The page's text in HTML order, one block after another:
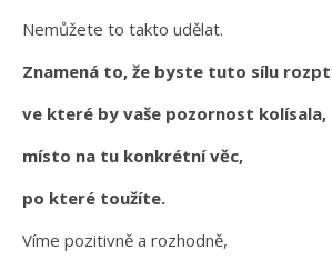
Nemůžete to takto udělat.
Znamená to, že byste tuto sílu
ve které by vaše pozornost kolísala,
místo na tu konkrétní věc,
po které toužíte.
Víme pozitivně a rozhodně,